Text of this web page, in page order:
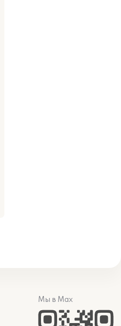
Мы в Max